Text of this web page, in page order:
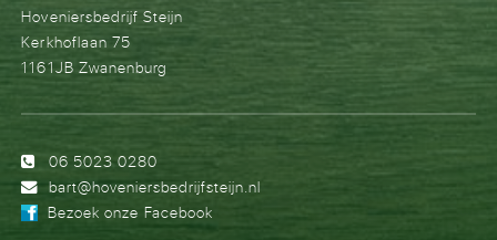
Hoveniersbedrijf Steijn
Kerkhoflaan 75
1161JB Zwanenburg
06 5023 0280
bart@hoveniersbedrijfsteijn.nl
Bezoek onze Facebook